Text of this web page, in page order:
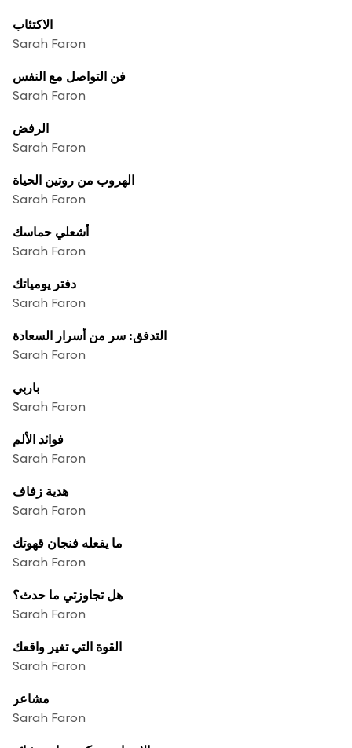
الاكتئاب
Sarah Faron
فن التواصل مع النفس
Sarah Faron
الرفض
Sarah Faron
الهروب من روتين الحياة
Sarah Faron
أشعلي حماسك
Sarah Faron
دفتر يومياتك
Sarah Faron
التدفق: سر من أسرار السعادة
Sarah Faron
باربي
Sarah Faron
فوائد الألم
Sarah Faron
هدية زفاف
Sarah Faron
ما يفعله فنجان قهوتك
Sarah Faron
هل تجاوزتي ما حدث؟
Sarah Faron
القوة التي تغير واقعك
Sarah Faron
مشاعر
Sarah Faron